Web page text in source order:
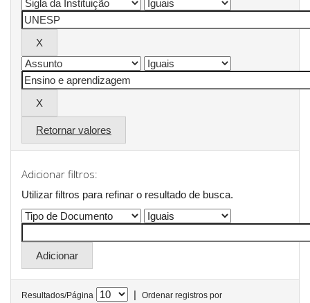
Retornar valores
Adicionar filtros:
Utilizar filtros para refinar o resultado de busca.
Resultados/Página |
Ordenar registros por